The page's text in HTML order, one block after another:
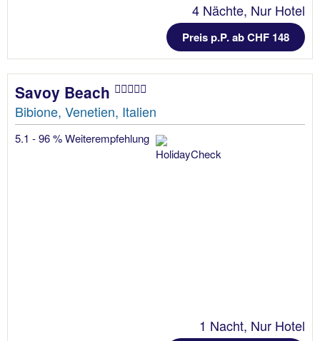
4 Nächte, Nur Hotel
Preis p.P. ab CHF 148
Savoy Beach
Bibione, Venetien, Italien
5.1 - 96 % Weiterempfehlung
1 Nacht, Nur Hotel